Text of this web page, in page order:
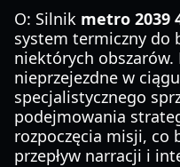
O: Silnik metro 2039
system termiczny do
niektórych
nieprzejezdne w
specjalistycznego
podejmowania
rozpoczęcia misji, co
przepływ narracji i